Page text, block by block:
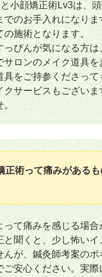
小顔矯正術Lv3は、
でのお手入れになりま
施術となります。
っぴんが気になる方は
サロンのメイク道具を
具をご持参くださって
クサービスもございま
正術って痛みがあるも
って痛みを感じる場合
と聞くと、少し怖いイ
んが、鍼灸師考案のポ
ご安心ください。実際